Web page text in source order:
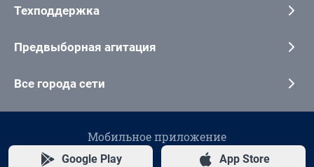
Техподдержка
Предвыборная агитация
Все города сети
Мобильное приложение
Google Play App Store